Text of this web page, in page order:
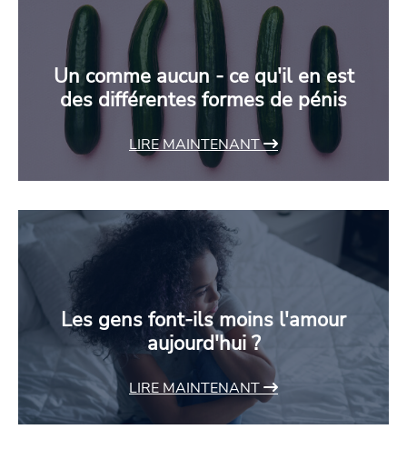
Un comme aucun - ce qu'il en est
des différentes formes de pénis
LIRE MAINTENANT
Les gens font-ils moins l'amour
aujourd'hui ?
LIRE MAINTENANT